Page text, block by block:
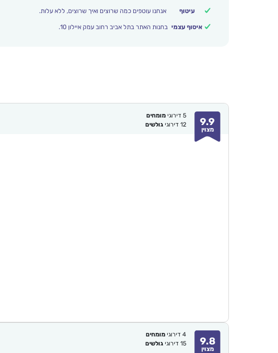
עיטוף אנחנו עוטפים כמה שרוצים ואיך שרוצים, ללא עלות.
איסוף עצמי בחנות האתר בתל אביב רחוב עמק איילון 10.
9.9
מצוין
5 דירוגימומחים
12 דירוגיגולשים
9.8
מצוין
4 דירוגימומחים
15 דירוגיגולשים